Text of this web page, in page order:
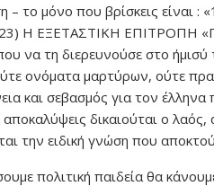
– το μόνο που βρίσκεις είναι
Η ΕΞΕΤΑΣΤΙΚΗ ΕΠΙΤΡΟΠΗ
να τη διερευνούσε στο ήμισύ
ονόματα μαρτύρων, ούτε
και σεβασμός για τον
αποκαλύψεις δικαιούται ο
την ειδική γνώση που
πολιτική παιδεία θα